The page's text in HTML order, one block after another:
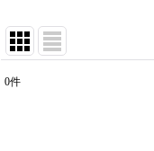
0件